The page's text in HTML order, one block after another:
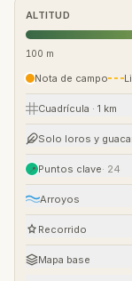
ALTITUD
100 m
Nota de campo
Cuadrícula · 1 km
Solo loros y
📍 Puntos clave· 24
Arroyos
Recorrido
Mapa base